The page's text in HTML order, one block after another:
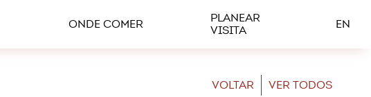
ONDE COMER
PLANEAR
VISITA
EN
VOLTAR VER TODOS